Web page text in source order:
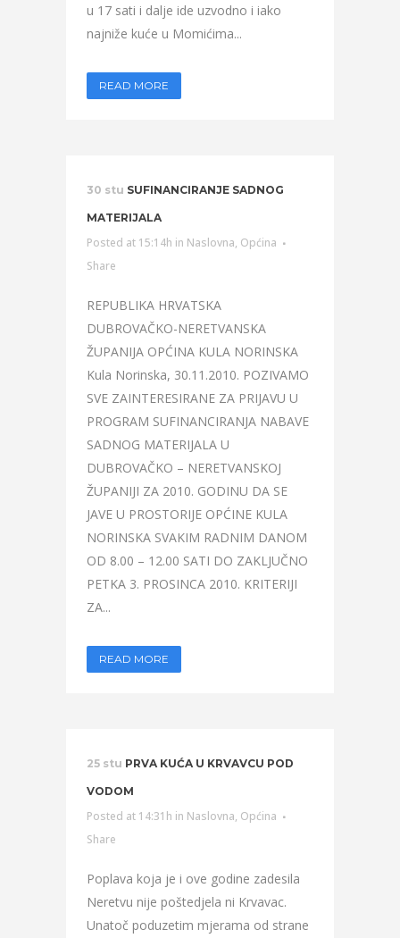
u 17 sati i dalje ide uzvodno i iako
najniže kuće u Momićima...
READ MORE
30 stu SUFINANCIRANJE SADNOG
MATERIJALA
Posted at 15:14h in Naslovna, Općina
Share
REPUBLIKA HRVATSKA
DUBROVAČKO-NERETVANSKA
ŽUPANIJA OPĆINA KULA NORINSKA
Kula Norinska, 30.11.2010. POZIVAMO
SVE ZAINTERESIRANE ZA PRIJAVU U
PROGRAM SUFINANCIRANJA NABAVE
SADNOG MATERIJALA U
DUBROVAČKO – NERETVANSKOJ
ŽUPANIJI ZA 2010. GODINU DA SE
JAVE U PROSTORIJE OPĆINE KULA
NORINSKA SVAKIM RADNIM DANOM
OD 8.00 – 12.00 SATI DO ZAKLJUČNO
PETKA 3. PROSINCA 2010. KRITERIJI
ZA...
READ MORE
25 stu PRVA KUĆA U KRVAVCU POD
VODOM
Posted at 14:31h in Naslovna, Općina
Share
Poplava koja je i ove godine zadesila
Neretvu nije poštedjela ni Krvavac.
Unatoč poduzetim mjerama od strane